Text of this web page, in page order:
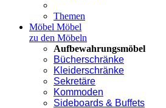
Themen
Möbel Möbel
zu den Möbeln
Aufbewahrungsmöbel
Bücherschränke
Kleiderschränke
Sekretäre
Kommoden
Sideboards & Buffets